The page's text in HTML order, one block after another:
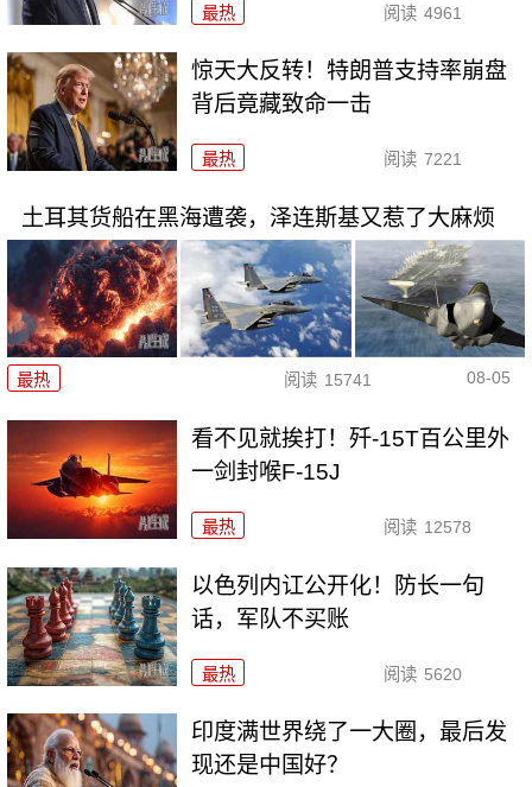
最热 阅读 4961
惊天大反转！特朗普支持率崩盘
背后竟藏致命一击
最热 阅读 7221
土耳其货船在黑海遭袭，泽连斯基又惹了大麻烦
最热 阅读 15741 08-05
看不见就挨打！歼-15T百公里外
一剑封喉F-15J
最热 阅读 12578
以色列内讧公开化！防长一句
话，军队不买账
最热 阅读 5620
印度满世界绕了一大圈，最后发
现还是中国好？